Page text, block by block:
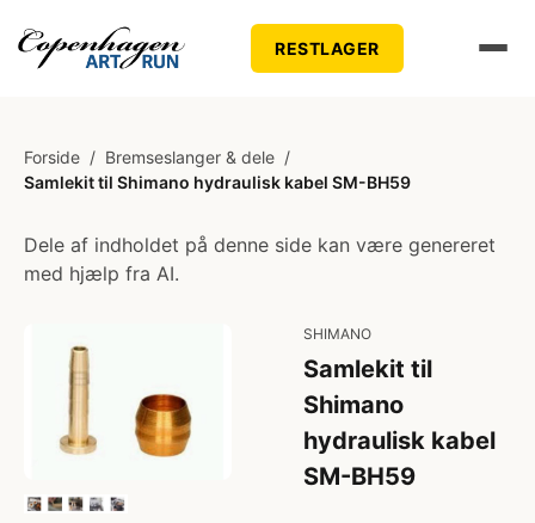
RESTLAGER
Forside / Bremseslanger & dele /
Samlekit til Shimano hydraulisk kabel SM-BH59
Dele af indholdet på denne side kan være genereret
med hjælp fra AI.
SHIMANO
Samlekit til
Shimano
hydraulisk kabel
SM-BH59